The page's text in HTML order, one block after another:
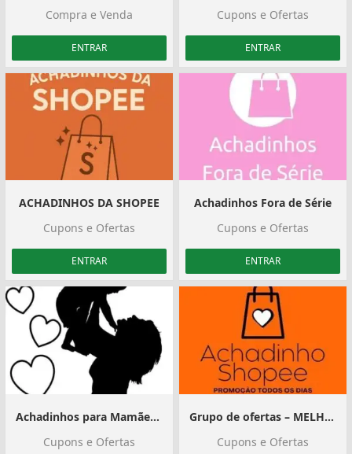
Compra e Venda
ENTRAR
Cupons e Ofertas
ENTRAR
ACHADINHOS DA SHOPEE
Cupons e Ofertas
ENTRAR
Achadinhos Fora de Série
Cupons e Ofertas
ENTRAR
Achadinhos para Mamães #3
Cupons e Ofertas
Grupo de ofertas – MELHORES ACHADOS BARATINHOS ️
Cupons e Ofertas